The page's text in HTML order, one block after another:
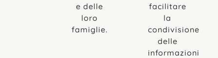
e delle
loro
famiglie.
facilitare
la
condivisione
delle
informazioni